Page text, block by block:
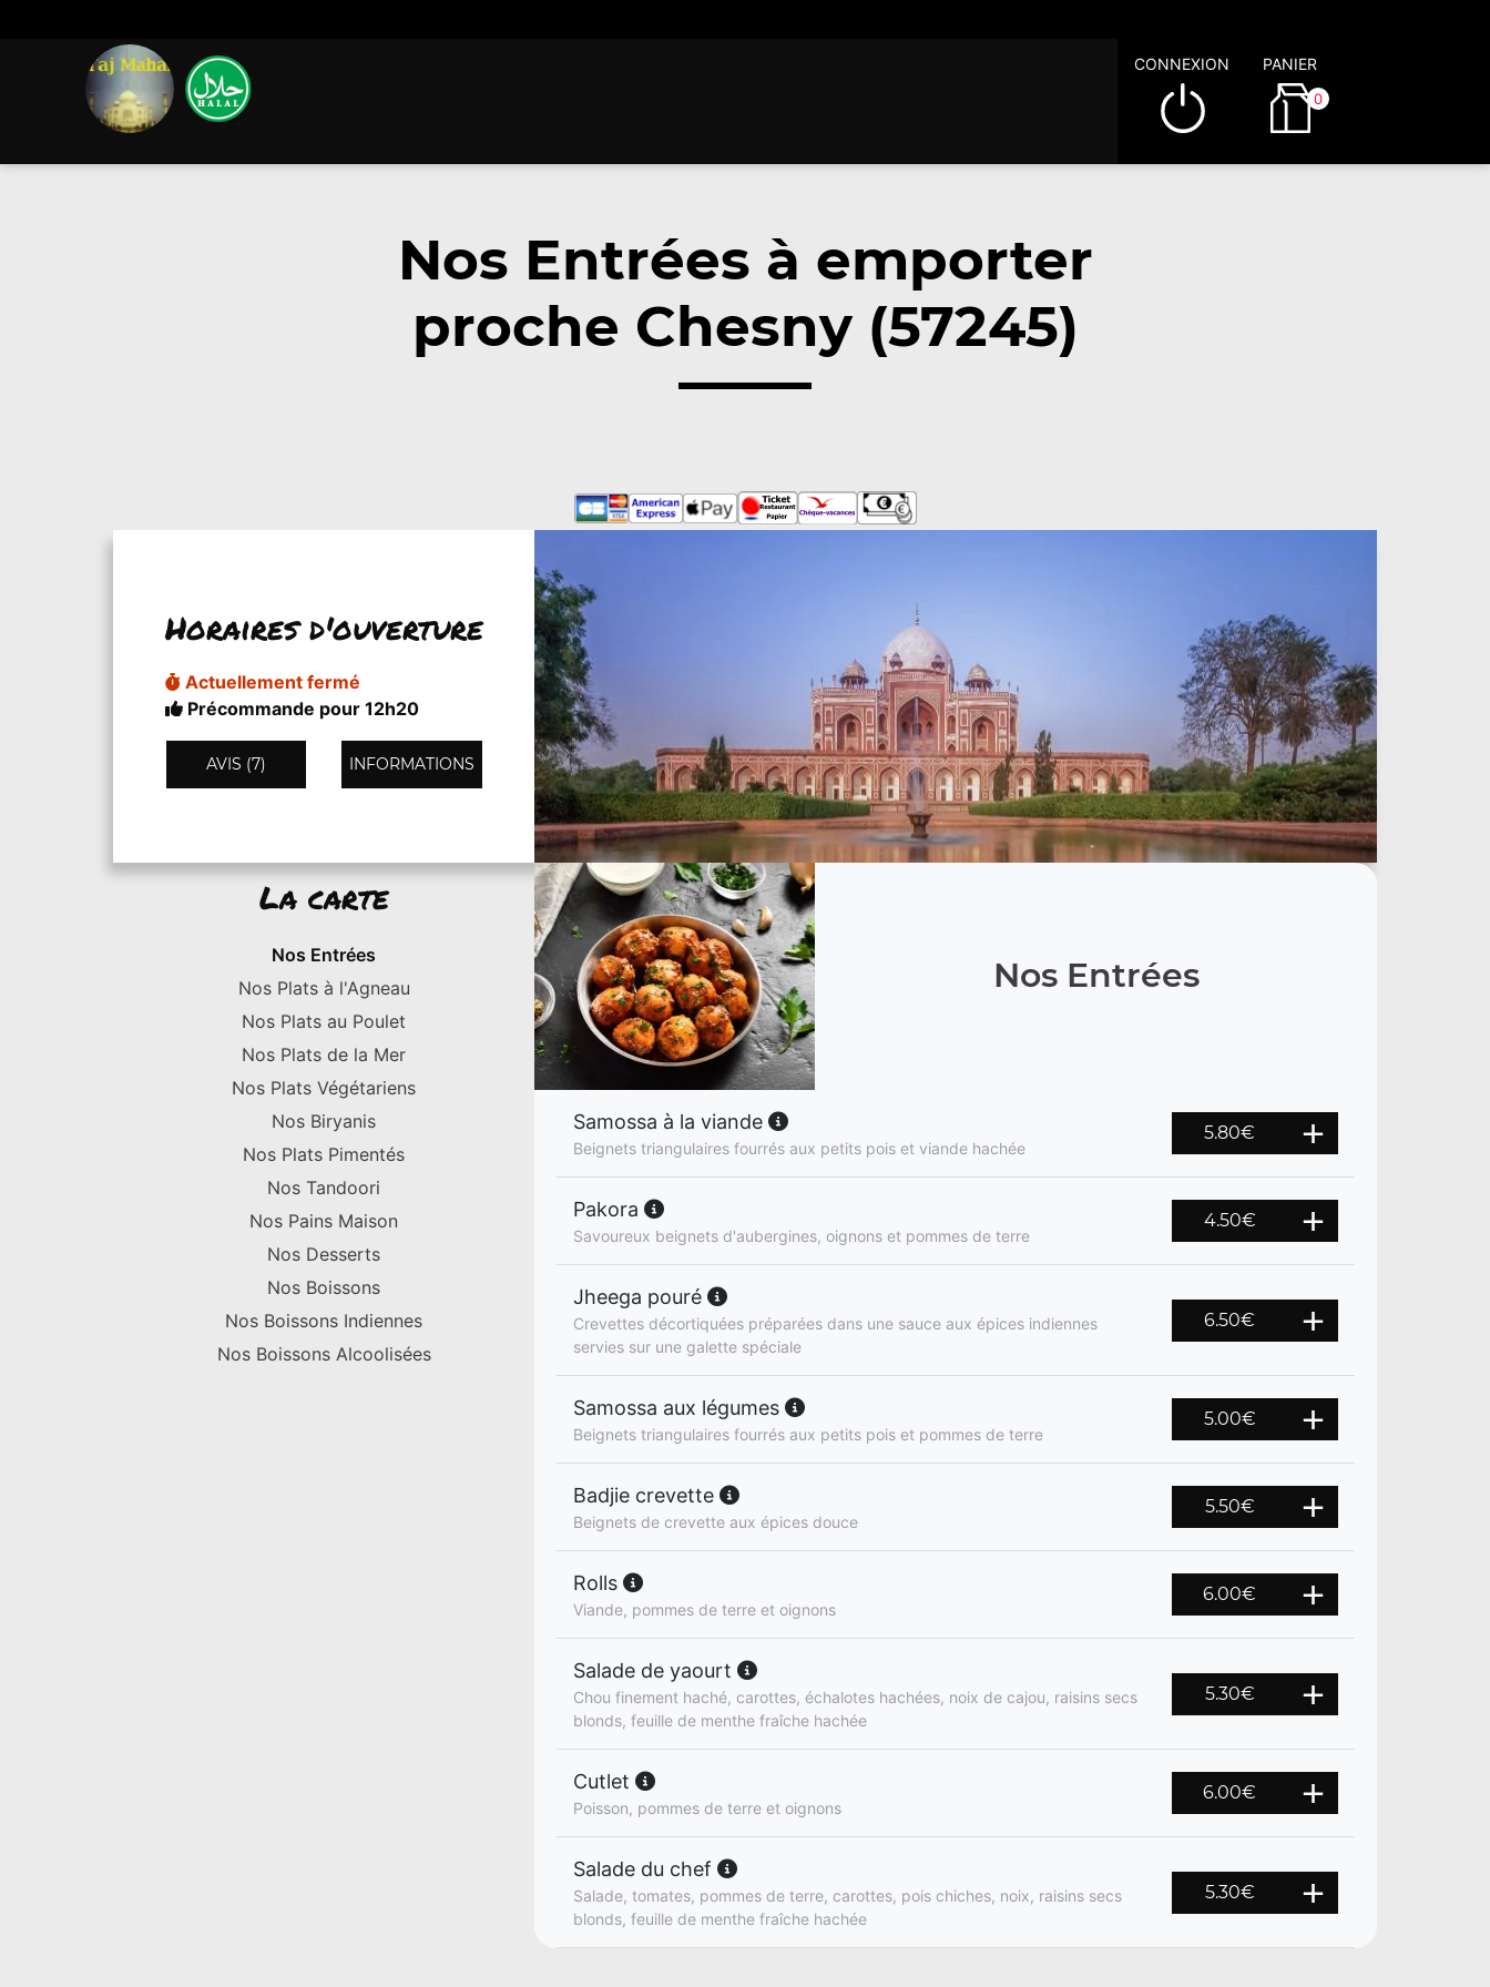
CONNEXION PANIER
0
Nos Entrées à emporter
proche Chesny (57245)
Horaires d'ouverture
Actuellement fermé
Précommande pour 12h20
AVIS (7) INFORMATIONS
La carte
Nos Entrées
Nos Plats à l'Agneau
Nos Plats au Poulet
Nos Plats de la Mer
Nos Plats Végétariens
Nos Biryanis
Nos Plats Pimentés
Nos Tandoori
Nos Pains Maison
Nos Desserts
Nos Boissons
Nos Boissons Indiennes
Nos Boissons Alcoolisées
Nos Entrées
Samossa à la viande
Beignets triangulaires fourrés aux petits pois et viande hachée
5.80€
Pakora
Savoureux beignets d'aubergines, oignons et pommes de terre
4.50€
Jheega pouré
Crevettes décortiquées préparées dans une sauce aux épices indiennes
servies sur une galette spéciale
6.50€
Samossa aux légumes
Beignets triangulaires fourrés aux petits pois et pommes de terre
5.00€
Badjie crevette
Beignets de crevette aux épices douce
5.50€
Rolls
Viande, pommes de terre et oignons
6.00€
Salade de yaourt
Chou finement haché, carottes, échalotes hachées, noix de cajou, raisins secs
blonds, feuille de menthe fraîche hachée
5.30€
Cutlet
Poisson, pommes de terre et oignons
6.00€
Salade du chef
Salade, tomates, pommes de terre, carottes, pois chiches, noix, raisins secs
blonds, feuille de menthe fraîche hachée
5.30€